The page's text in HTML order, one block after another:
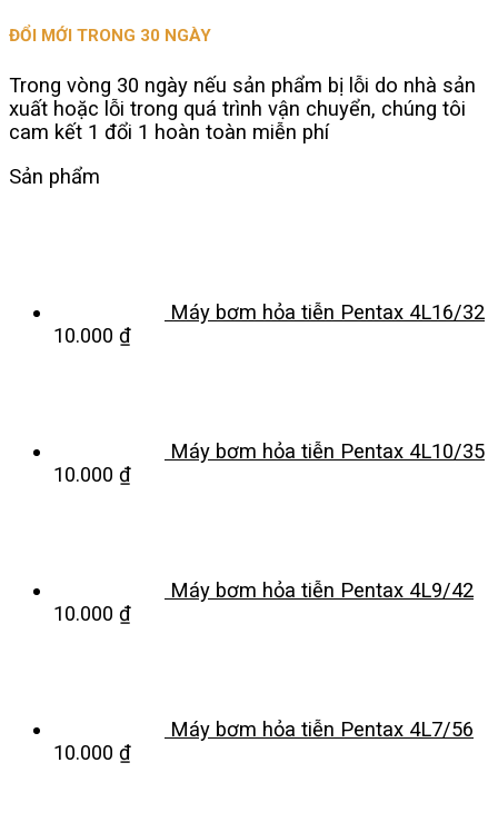
ĐỔI MỚI TRONG 30 NGÀY
Trong vòng 30 ngày nếu sản phẩm bị lỗi do nhà sản
xuất hoặc lỗi trong quá trình vận chuyển, chúng tôi
cam kết 1 đổi 1 hoàn toàn miễn phí
Sản phẩm
Máy bơm hỏa tiễn Pentax 4L16/32
10.000 ₫
Máy bơm hỏa tiễn Pentax 4L10/35
10.000 ₫
Máy bơm hỏa tiễn Pentax 4L9/42
10.000 ₫
Máy bơm hỏa tiễn Pentax 4L7/56
10.000 ₫